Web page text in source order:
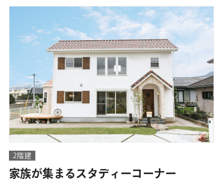
2階建
家族が集まるスタディーコーナー